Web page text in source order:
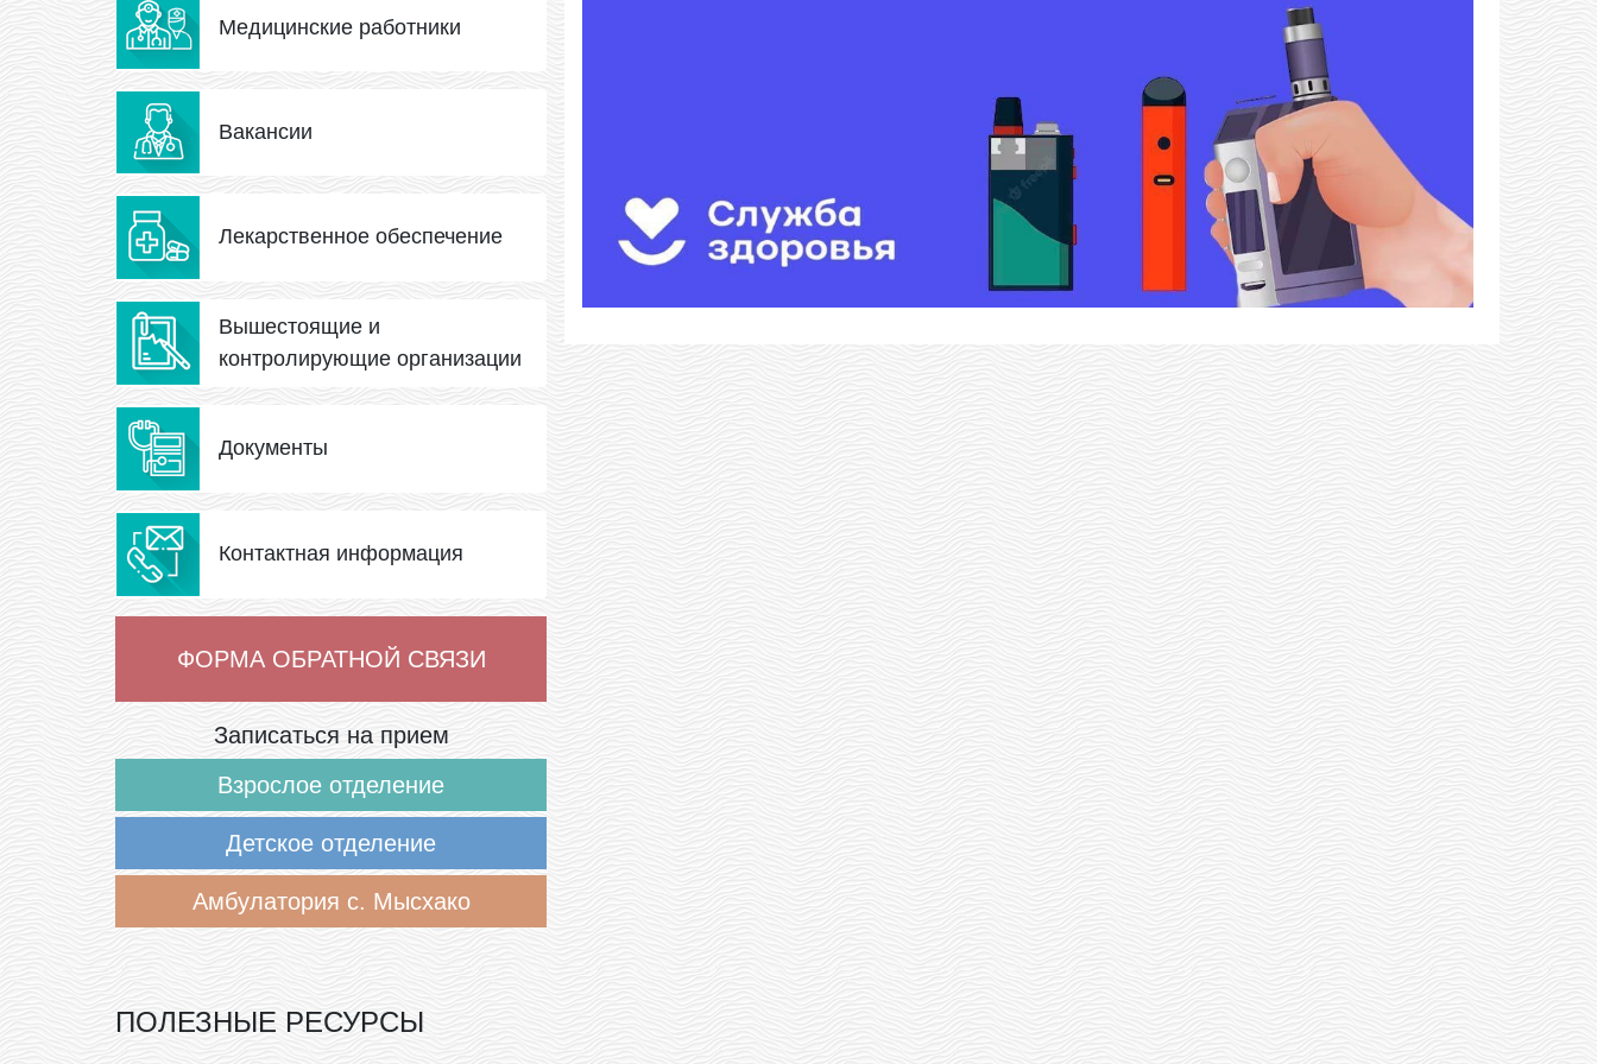
Медицинские работники
Вакансии
Лекарственное обеспечение
Вышестоящие и
контролирующие организации
Документы
Контактная информация
ФОРМА ОБРАТНОЙ СВЯЗИ
Записаться на прием
Взрослое отделение
Детское отделение
Амбулатория с. Мысхако
ПОЛЕЗНЫЕ РЕСУРСЫ